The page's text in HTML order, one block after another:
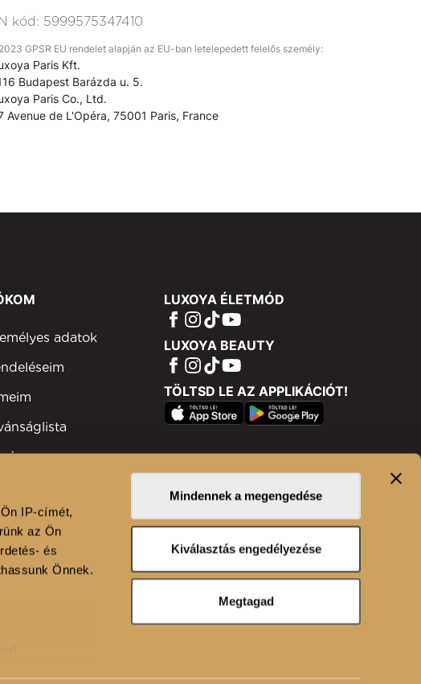
IP-címét,
az Ön
és
Önnek.
Mindennek a megengedése
Kiválasztás engedélyezése
Megtagad
kód: 5999575347410
GPSR EU rendelet alapján az EU-ban letelepedett felelős személy:
Paris Kft.
Budapest Barázda u. 5.
Paris Co., Ltd.
Avenue de L'Opéra, 75001 Paris, France
adatok
LUXOYA ÉLETMÓD
LUXOYA BEAUTY
TÖLTSD LE AZ APPLIKÁCIÓT!